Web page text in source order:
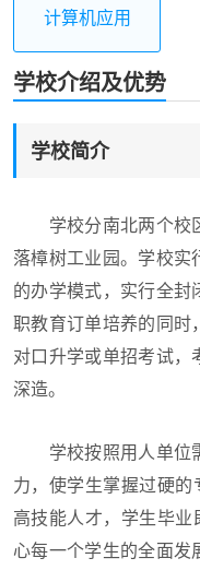
计算机应用
学校介绍及优势
学校简介
学校分南北两个校
落樟树工业园。学校
的办学模式，实行全封
职教育订单培养的同时
对口升学或单招考试，
深造。
学校按照用人单位
力，使学生掌握过硬的
高技能人才，学生毕业
心每一个学生的全面